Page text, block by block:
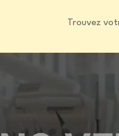
Trouvez